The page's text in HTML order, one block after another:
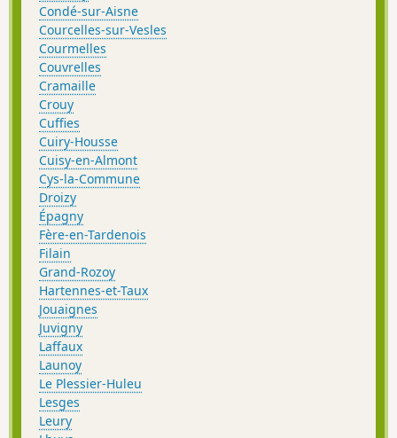
Condé-sur-Aisne
Courcelles-sur-Vesles
Courmelles
Couvrelles
Cramaille
Crouy
Cuffies
Cuiry-Housse
Cuisy-en-Almont
Cys-la-Commune
Droizy
Épagny
Fère-en-Tardenois
Filain
Grand-Rozoy
Hartennes-et-Taux
Jouaignes
Juvigny
Laffaux
Launoy
Le Plessier-Huleu
Lesges
Leury